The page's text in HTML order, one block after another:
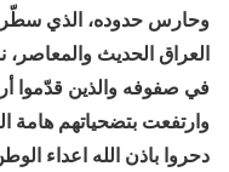
وحارس حدوده، الذي سطّر
العراق الحديث والمعاصر،
في صفوفه والذين قدّموا
وارتفعت بتضحياتهم هامة
دحروا باذن الله اعداء